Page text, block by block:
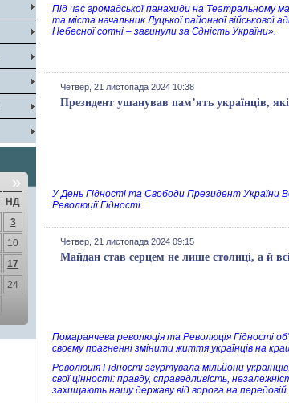
»
НД
3
10
17
24
Під час громадської панахиди на Театральному
та міста начальник Луцької районної
Небесної сотні – загинули за Єдність України».
Четвер, 21 листопада 2024 10:38
Президент ушанував пам’ять українців,
У День Гідності та Свободи Президент України
Революції Гідності.
Четвер, 21 листопада 2024 09:15
Майдан став серцем не лише столиці, а й
Помаранчева революція та Революція Гідності
своєму прагненні змінити життя українців на
Революція Гідності згуртувала мільйони
свої цінності: правду, справедливість,
захищають нашу державу від ворога на передовій.